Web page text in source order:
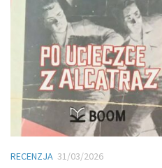
RECENZJA 31/03/2026